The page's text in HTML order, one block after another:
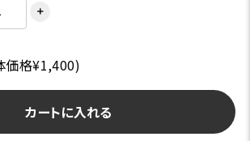
＋
価格¥1,400)
カートに入れる